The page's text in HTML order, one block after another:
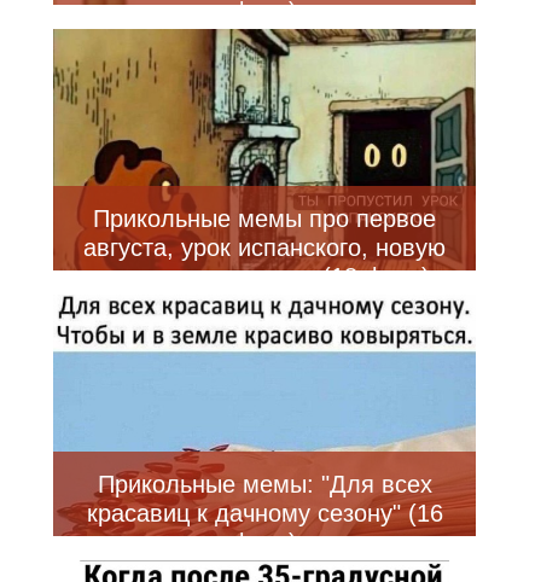
фото)
Прикольные мемы про первое
августа, урок испанского, новую
компанию и другое (18 фото)
Прикольные мемы: "Для всех
красавиц к дачному сезону" (16
фото)